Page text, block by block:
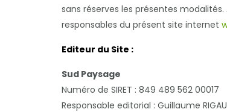
sans réserves les présentes
responsables du présent site internet
Editeur du Site :
Sud Paysage
Numéro de SIRET : 849 489 562 00017
Responsable editorial : Guillaume